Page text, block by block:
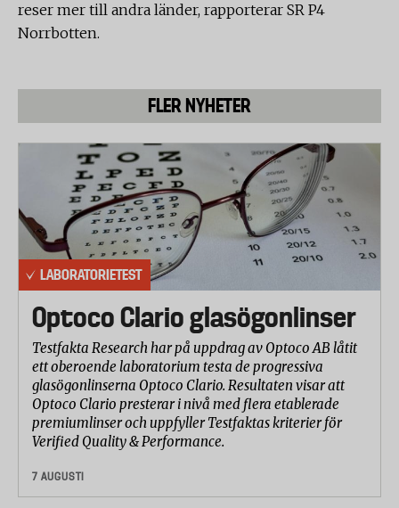
reser mer till andra länder, rapporterar SR P4
Norrbotten.
FLER NYHETER
LABORATORIETEST
Optoco Clario glasögonlinser
Testfakta Research har på uppdrag av Optoco AB låtit
ett oberoende laboratorium testa de progressiva
glasögonlinserna Optoco Clario. Resultaten visar att
Optoco Clario presterar i nivå med flera etablerade
premiumlinser och uppfyller Testfaktas kriterier för
Verified Quality & Performance.
7 AUGUSTI